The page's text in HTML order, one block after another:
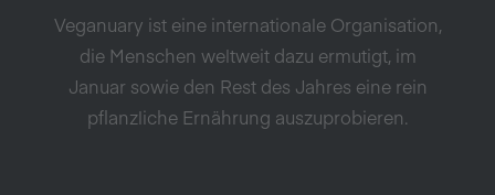
Veganuary ist eine internationale Organisation,
die Menschen weltweit dazu ermutigt, im
Januar sowie den Rest des Jahres eine rein
pflanzliche Ernährung auszuprobieren.